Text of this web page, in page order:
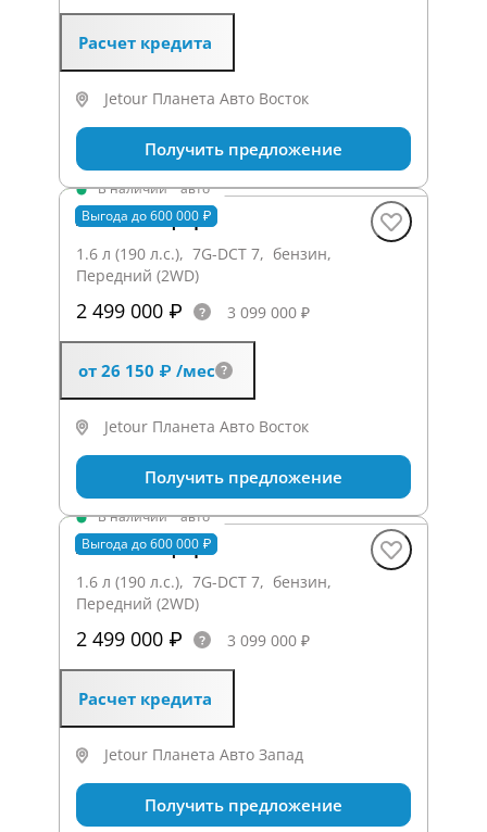
Расчет кредита
Jetour Планета Авто Восток
Получить предложение
Выгода до 600 000 ₽
В наличии·авто
X70+ Комфорт
1.6 л (190 л.с.), 7G-DCT 7, бензин,
Передний (2WD)
2 499 000 ₽ 3 099 000 ₽
от 26 150 ₽ /мес
Jetour Планета Авто Восток
Получить предложение
Выгода до 600 000 ₽
В наличии·авто
X70+ Комфорт
1.6 л (190 л.с.), 7G-DCT 7, бензин,
Передний (2WD)
2 499 000 ₽ 3 099 000 ₽
Расчет кредита
Jetour Планета Авто Запад
Получить предложение